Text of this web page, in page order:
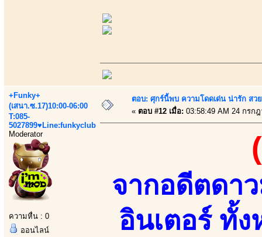
+Funky+
(เสนา.ซ.17)10:00-06:00
T:085-
5027899♥Line:funkyclub
Moderator
ความหื่น : 0
ออนไลน์
ตอบ: ศุกร์นี้พบ ความโดดเด่น น่ารัก สว
« ตอบ #12 เมื่อ: 03:58:49 AM 24 กรก
จากอดีตดา
อินเตอร์ ทั้